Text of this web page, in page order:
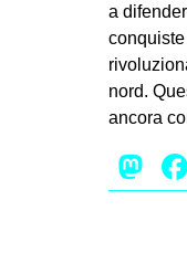
a
nord.
ancora